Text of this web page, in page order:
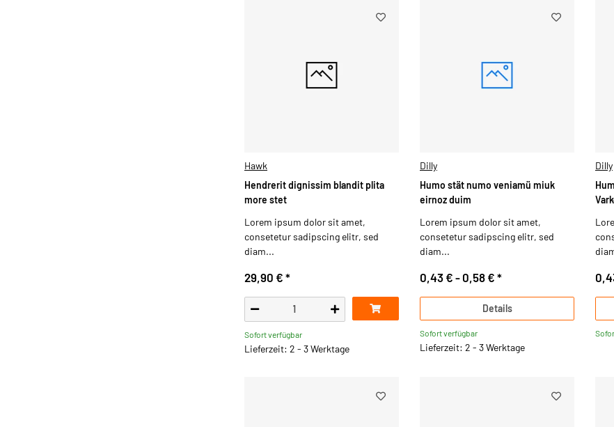
Hawk
Hendrerit dignissim blandit plita
more stet
Lorem ipsum dolor sit amet,
consetetur sadipscing elitr, sed
diam...
29,90 € *
Sofort verfügbar
Lieferzeit: 2 - 3 Werktage
Dilly
Humo stät numo veniamü miuk
eirnoz duim
Lorem ipsum dolor sit amet,
consetetur sadipscing elitr, sed
diam...
0,43 € - 0,58 € *
Details
Sofort verfügbar
Lieferzeit: 2 - 3 Werktage
Dilly